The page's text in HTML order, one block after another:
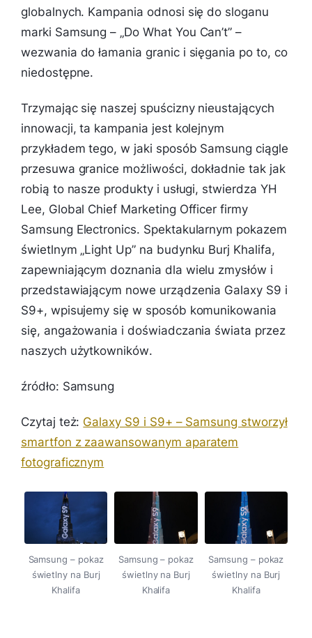
globalnych. Kampania odnosi się do sloganu
marki Samsung – „Do What You Can’t” –
wezwania do łamania granic i sięgania po to, co
niedostępne.
Trzymając się naszej spuścizny nieustających
innowacji, ta kampania jest kolejnym
przykładem tego, w jaki sposób Samsung ciągle
przesuwa granice możliwości, dokładnie tak jak
robią to nasze produkty i usługi, stwierdza YH
Lee, Global Chief Marketing Officer firmy
Samsung Electronics. Spektakularnym pokazem
świetlnym „Light Up” na budynku Burj Khalifa,
zapewniającym doznania dla wielu zmysłów i
przedstawiającym nowe urządzenia Galaxy S9 i
S9+, wpisujemy się w sposób komunikowania
się, angażowania i doświadczania świata przez
naszych użytkowników.
źródło: Samsung
Czytaj też: Galaxy S9 i S9+ – Samsung stworzył
smartfon z zaawansowanym aparatem
fotograficznym
Samsung – pokaz
świetlny na Burj
Khalifa
Samsung – pokaz
świetlny na Burj
Khalifa
Samsung – pokaz
świetlny na Burj
Khalifa